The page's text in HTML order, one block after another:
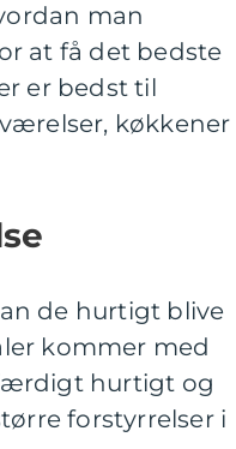
man
at få det bedste
er bedst til
køkkener
de hurtigt blive
kommer med
hurtigt og
forstyrrelser i